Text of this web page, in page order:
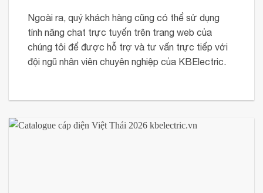
Ngoài ra, quý khách hàng cũng có thể sử dụng
tính năng chat trực tuyến trên trang web của
chúng tôi để được hỗ trợ và tư vấn trực tiếp với
đội ngũ nhân viên chuyên nghiệp của KBElectric.